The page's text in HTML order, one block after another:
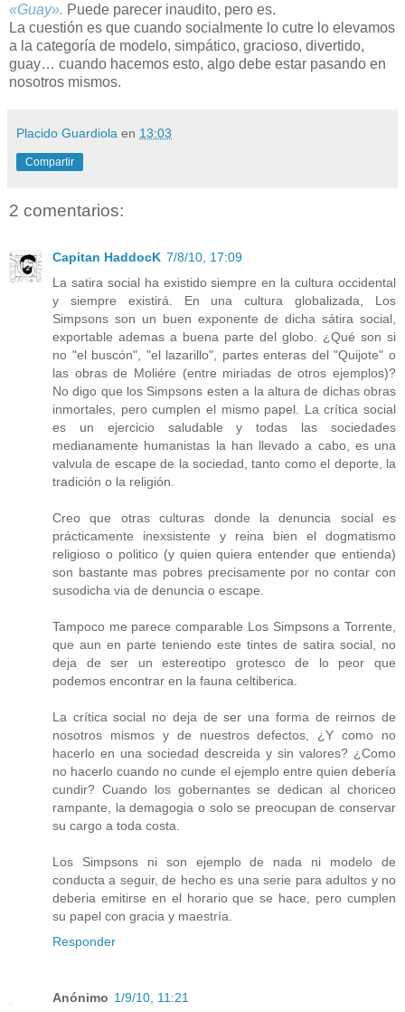
«Guay». Puede parecer inaudito, pero es.
La cuestión es que cuando socialmente lo cutre lo elevamos
a la categoría de modelo, simpático, gracioso, divertido,
guay… cuando hacemos esto, algo debe estar pasando en
nosotros mismos.
Placido Guardiola en 13:03
Compartir
2 comentarios:
Capitan HaddocK 7/8/10, 17:09
La satira social ha existido siempre en la cultura occidental
y siempre existirá. En una cultura globalizada, Los
Simpsons son un buen exponente de dicha sátira social,
exportable ademas a buena parte del globo. ¿Qué son si
no "el buscón", "el lazarillo", partes enteras del "Quijote" o
las obras de Moliére (entre miriadas de otros ejemplos)?
No digo que los Simpsons esten a la altura de dichas obras
inmortales, pero cumplen el mismo papel. La crítica social
es un ejercicio saludable y todas las sociedades
medianamente humanistas la han llevado a cabo, es una
valvula de escape de la sociedad, tanto como el deporte, la
tradición o la religión.
Creo que otras culturas donde la denuncia social es
prácticamente inexsistente y reina bien el dogmatismo
religioso o politico (y quien quiera entender que entienda)
son bastante mas pobres precisamente por no contar con
susodicha via de denuncia o escape.
Tampoco me parece comparable Los Simpsons a Torrente,
que aun en parte teniendo este tintes de satira social, no
deja de ser un estereotipo grotesco de lo peor que
podemos encontrar en la fauna celtiberica.
La crítica social no deja de ser una forma de reirnos de
nosotros mismos y de nuestros defectos, ¿Y como no
hacerlo en una sociedad descreida y sin valores? ¿Como
no hacerlo cuando no cunde el ejemplo entre quien debería
cundir? Cuando los gobernantes se dedican al choriceo
rampante, la demagogia o solo se preocupan de conservar
su cargo a toda costa.
Los Simpsons ni son ejemplo de nada ni modelo de
conducta a seguir, de hecho es una serie para adultos y no
deberia emitirse en el horario que se hace, pero cumplen
su papel con gracia y maestría.
Responder
Anónimo 1/9/10, 11:21